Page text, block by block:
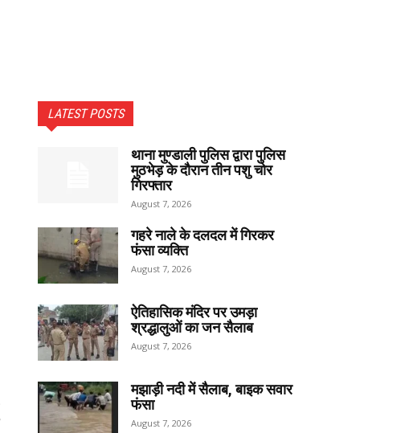
LATEST POSTS
थाना मुण्डाली पुलिस द्वारा पुलिस
मुठभेड़ के दौरान तीन पशु चोर
गिरफ्तार
August 7, 2026
गहरे नाले के दलदल में गिरकर
फंसा व्यक्ति
August 7, 2026
ऐतिहासिक मंदिर पर उमड़ा
श्रद्धालुओं का जन सैलाब
August 7, 2026
मझाड़ी नदी में सैलाब, बाइक सवार
फंसा
August 7, 2026